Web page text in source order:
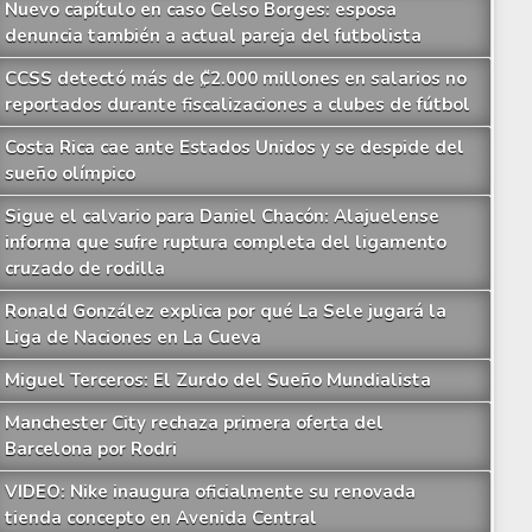
Nuevo capítulo en caso Celso Borges: esposa
denuncia también a actual pareja del futbolista
CCSS detectó más de ₡2.000 millones en salarios no
reportados durante fiscalizaciones a clubes de fútbol
Costa Rica cae ante Estados Unidos y se despide del
sueño olímpico
Sigue el calvario para Daniel Chacón: Alajuelense
informa que sufre ruptura completa del ligamento
cruzado de rodilla
Ronald González explica por qué La Sele jugará la
Liga de Naciones en La Cueva
Miguel Terceros: El Zurdo del Sueño Mundialista
Manchester City rechaza primera oferta del
Barcelona por Rodri
VIDEO: Nike inaugura oficialmente su renovada
tienda concepto en Avenida Central